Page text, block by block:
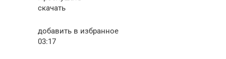
скачать
добавить в избранное
03:17